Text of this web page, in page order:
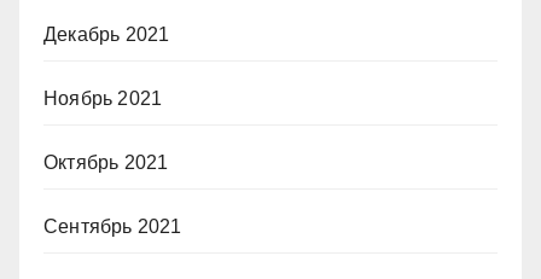
Декабрь 2021
Ноябрь 2021
Октябрь 2021
Сентябрь 2021